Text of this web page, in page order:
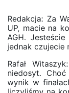
Redakcja: Za
UP, macie na
AGH.
jednak czujecie
Rafał
niedosyt.
wynik w